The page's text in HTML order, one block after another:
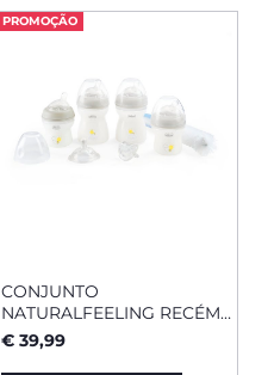
PROMOÇÃO
CONJUNTO
NATURALFEELING RECÉM-
NASCIDO
€ 39,99